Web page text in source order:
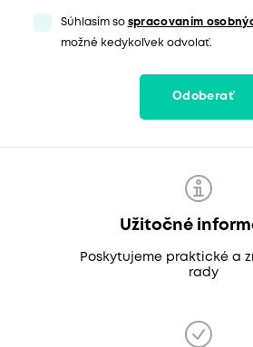
Súhlasím so spracovaním
možné kedykoľvek odvolať.
Odoberať
Užitočné
Poskytujeme praktické a
rady